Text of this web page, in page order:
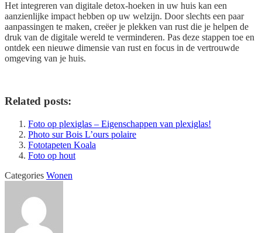
Het integreren van digitale detox-hoeken in uw huis kan een
aanzienlijke impact hebben op uw welzijn. Door slechts een paar
aanpassingen te maken, creëer je plekken van rust die je helpen de
druk van de digitale wereld te verminderen. Pas deze stappen toe en
ontdek een nieuwe dimensie van rust en focus in de vertrouwde
omgeving van je huis.
Related posts:
Foto op plexiglas – Eigenschappen van plexiglas!
Photo sur Bois L’ours polaire
Fototapeten Koala
Foto op hout
Categories Wonen